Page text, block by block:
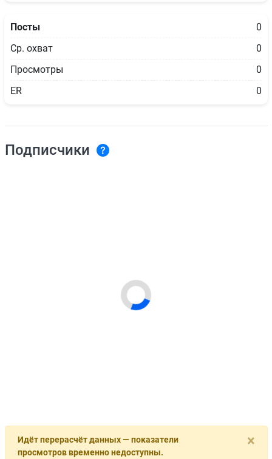
Посты
0
Ср. охват
0
Просмотры
0
ER
0
Подписчики
×
Идёт перерасчёт данных — показатели
просмотров временно недоступны.